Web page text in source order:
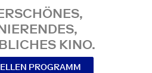
KINO.
PROGRAMM